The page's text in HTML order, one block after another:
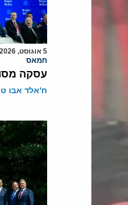
5 אוגוסט, 2026
חמאס
עסקה
ח'אלד אבו